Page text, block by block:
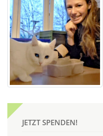
JETZT SPENDEN!